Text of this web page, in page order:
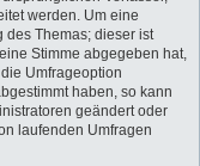
werden. Um eine
des Themas; dieser ist
Stimme abgegeben hat,
Umfrageoption
haben, so kann
geändert oder
laufenden Umfragen